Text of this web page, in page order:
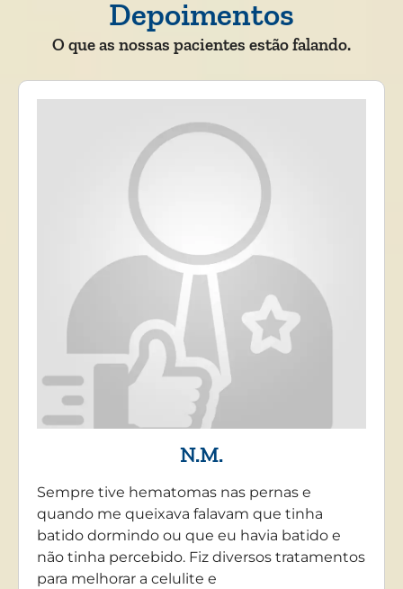
Depoimentos
O que as nossas pacientes estão falando.
N.M.
Sempre tive hematomas nas pernas e
quando me queixava falavam que tinha
batido dormindo ou que eu havia batido e
não tinha percebido. Fiz diversos tratamentos
para melhorar a celulite e